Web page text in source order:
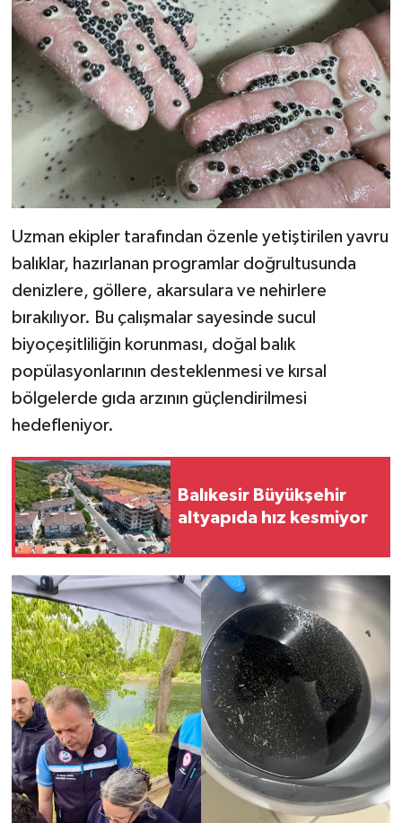
Uzman ekipler tarafından özenle yetiştirilen yavru
balıklar, hazırlanan programlar doğrultusunda
denizlere, göllere, akarsulara ve nehirlere
bırakılıyor. Bu çalışmalar sayesinde sucul
biyoçeşitliliğin korunması, doğal balık
popülasyonlarının desteklenmesi ve kırsal
bölgelerde gıda arzının güçlendirilmesi
hedefleniyor.
Balıkesir Büyükşehir
altyapıda hız kesmiyor